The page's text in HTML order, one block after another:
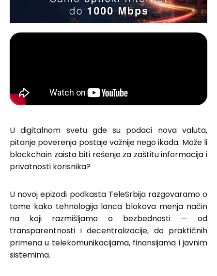
U digitalnom svetu gde su podaci nova valuta,
pitanje poverenja postaje važnije nego ikada. Može li
blockchain zaista biti rešenje za zaštitu informacija i
privatnosti korisnika?
U novoj epizodi podkasta TeleSrbija razgovaramo o
tome kako tehnologija lanca blokova menja način
na koji razmišljamo o bezbednosti — od
transparentnosti i decentralizacije, do praktičnih
primena u telekomunikacijama, finansijama i javnim
sistemima.